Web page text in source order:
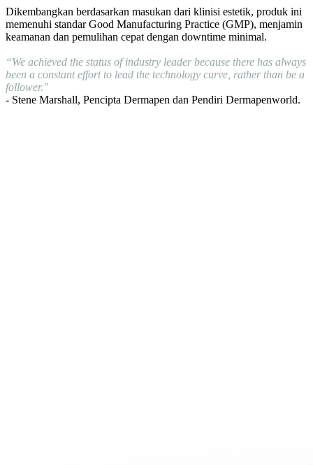
Dikembangkan berdasarkan masukan dari klinisi estetik, produk ini
memenuhi standar Good Manufacturing Practice (GMP), menjamin
keamanan dan pemulihan cepat dengan downtime minimal.
“We achieved the status of industry leader because there has always
been a constant effort to lead the technology curve, rather than be a
follower."
- Stene Marshall, Pencipta Dermapen dan Pendiri Dermapenworld.